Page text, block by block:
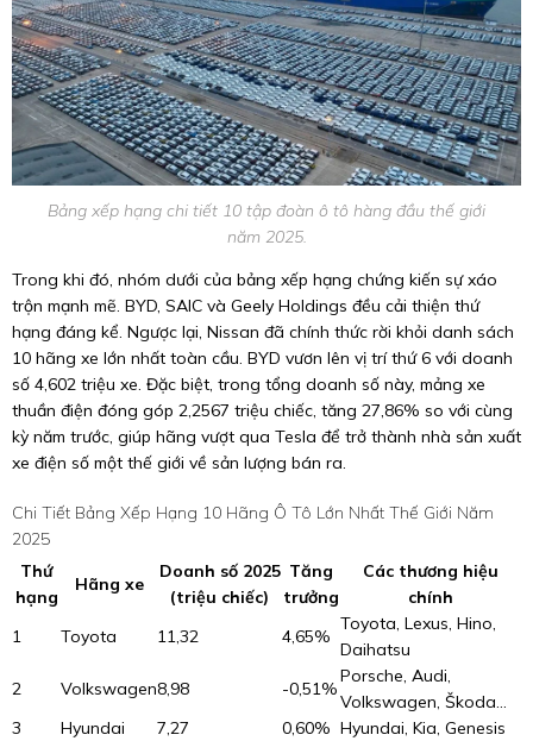
Bảng xếp hạng chi tiết 10 tập đoàn ô tô hàng đầu thế giới
năm 2025.
Trong khi đó, nhóm dưới của bảng xếp hạng chứng kiến sự xáo
trộn mạnh mẽ. BYD, SAIC và Geely Holdings đều cải thiện thứ
hạng đáng kể. Ngược lại, Nissan đã chính thức rời khỏi danh sách
10 hãng xe lớn nhất toàn cầu. BYD vươn lên vị trí thứ 6 với doanh
số 4,602 triệu xe. Đặc biệt, trong tổng doanh số này, mảng xe
thuần điện đóng góp 2,2567 triệu chiếc, tăng 27,86% so với cùng
kỳ năm trước, giúp hãng vượt qua Tesla để trở thành nhà sản xuất
xe điện số một thế giới về sản lượng bán ra.
Chi Tiết Bảng Xếp Hạng 10 Hãng Ô Tô Lớn Nhất Thế Giới Năm
2025
Thứ
hạng
Hãng xe
Doanh số 2025
(triệu chiếc)
Tăng
trưởng
Các thương hiệu
chính
1
Toyota 11,32 4,65%
Toyota, Lexus, Hino,
Daihatsu
2
Volkswagen8,98 -0,51%
Porsche, Audi,
Volkswagen, Škoda...
3
Hyundai 7,27 0,60% Hyundai, Kia, Genesis